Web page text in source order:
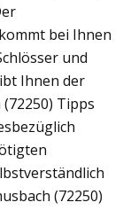
bei Ihnen
und
Ihnen der
Tipps
(72250)